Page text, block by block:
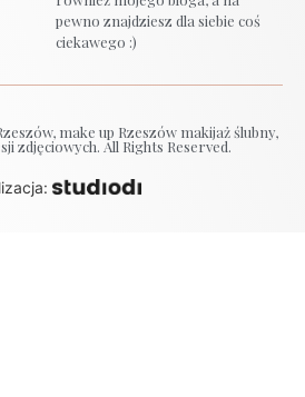
pewno znajdziesz dla siebie coś
ciekawego :)
make up Rzeszów makijaż ślubny,
zdjęciowych. All Rights Reserved.